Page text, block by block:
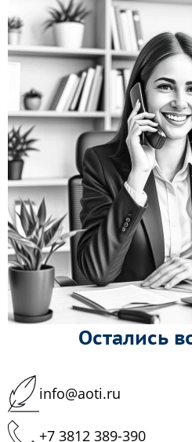
Остались
info@aoti.ru
+7 3812 389-390